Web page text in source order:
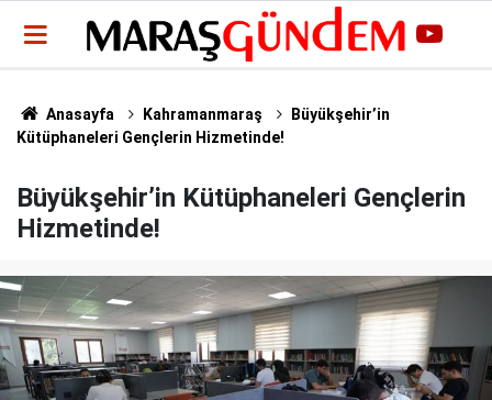
Anasayfa Kahramanmaraş
Büyükşehir’in
Kütüphaneleri Gençlerin Hizmetinde!
Büyükşehir’in Kütüphaneleri Gençlerin
Hizmetinde!